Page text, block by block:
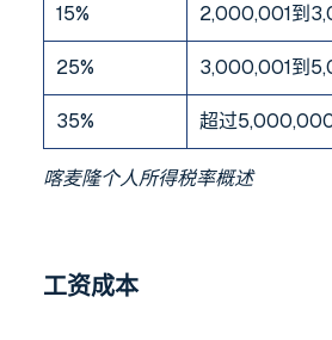
15% 2,000,001到
25% 3,000,001到
35% 超过
喀麦隆个人所得税率概述
工资成本